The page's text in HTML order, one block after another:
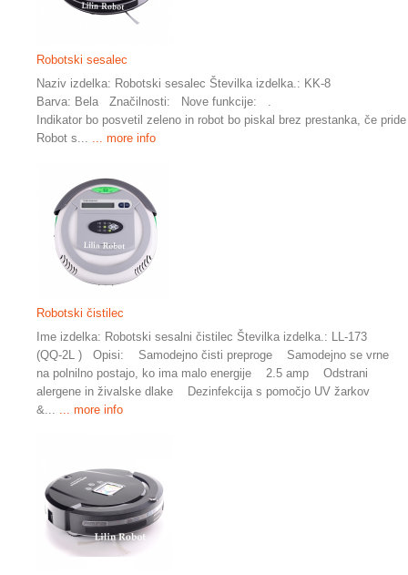
Robotski sesalec
Naziv izdelka: Robotski sesalec Številka izdelka.: KK-8
Barva: Bela Značilnosti: Nove funkcije: .
Indikator bo posvetil zeleno in robot bo piskal brez prestanka, če
Robot s...
... more info
Robotski čistilec
Ime izdelka: Robotski sesalni čistilec Številka izdelka.: LL-173
(QQ-2L ) Opisi: Samodejno čisti preproge Samodejno se vrne
na polnilno postajo, ko ima malo energije 2.5 amp Odstrani
alergene in živalske dlake Dezinfekcija s pomočjo UV žarkov
&...
... more info